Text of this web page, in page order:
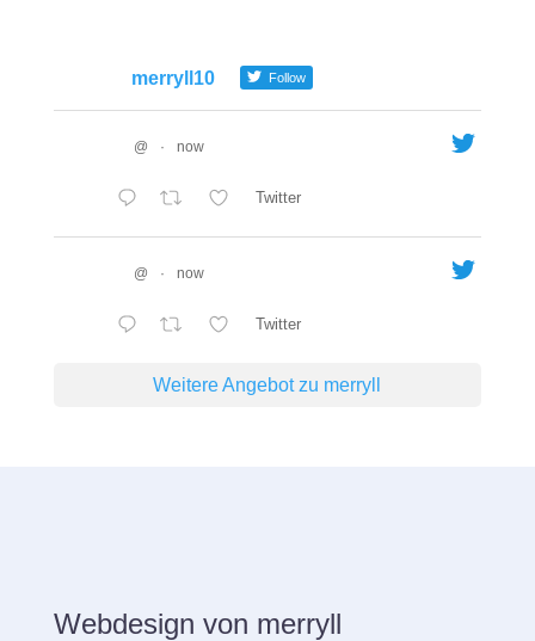
merryll10 Follow
@ · now
Twitter
@ · now
Twitter
Weitere Angebot zu merryll
Webdesign von merryll